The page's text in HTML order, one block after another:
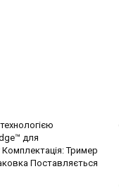
для
Тример
Поставляється